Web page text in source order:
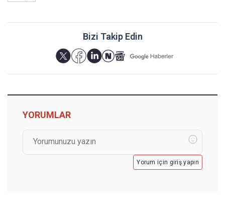
Bizi Takip Edin
YORUMLAR
Yorum için giriş yapın